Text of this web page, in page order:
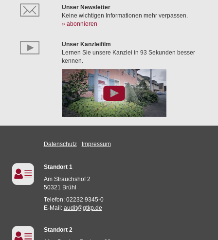
Unser Newsletter
Keine wichtigen Informationen mehr verpassen.
» abonnieren
Unser Kanzleifilm
Lernen Sie unsere Kanzlei in 93 Sekunden besser
kennen.
Datenschutz Impressum
Standort 1
Am Strauchshof 2
50321 Brühl
Telefon: 02232 9345-0
E-Mail: audit@gtkp.de
Standort 2